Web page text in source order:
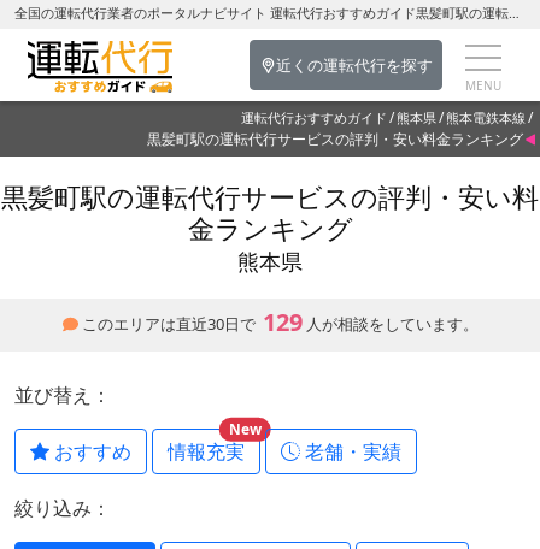
全国の運転代行業者のポータルナビサイト 運転代行おすすめガイド黒髪町駅の運転代行を探す-熊本県の運転代行
近くの運転代行を探す
運転代行おすすめガイド 熊本県 熊本電鉄本線
黒髪町駅の運転代行サービスの評判・安い料金ランキング
黒髪町駅の運転代行サービスの評判・安い料
金ランキング
熊本県
このエリアは直近30日で 129 人が相談をしています。
並び替え：
おすすめ 情報充実
New
老舗・実績
絞り込み：